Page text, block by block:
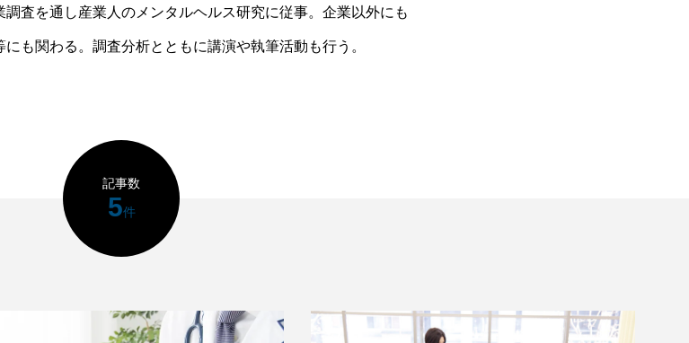
調査を通し産業人のメンタルヘルス研究に従事。企業以外にも
も関わる。調査分析とともに講演や執筆活動も行う。
記事数
5件